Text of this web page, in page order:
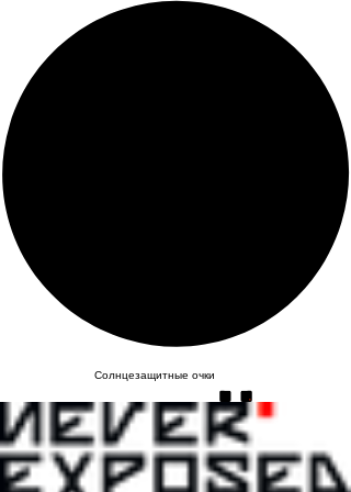
Солнцезащитные очки